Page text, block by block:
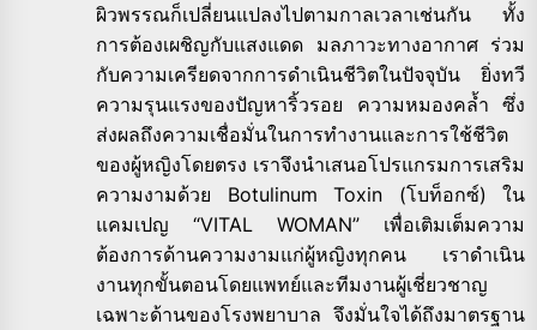
ผิวพรรณก็เปลี่ยนแปลงไปตามกาลเวลาเช่นกัน ทั้ง
การต้องเผชิญกับแสงแดด มลภาวะทางอากาศ ร่วม
กับความเครียดจากการดำเนินชีวิตในปัจจุบัน ยิ่งทวี
ความรุนแรงของปัญหาริ้วรอย ความหมองคล้ำ ซึ่ง
ส่งผลถึงความเชื่อมั่นในการทำงานและการใช้ชีวิต
ของผู้หญิงโดยตรง เราจึงนำเสนอโปรแกรมการเสริม
ความงามด้วย Botulinum Toxin (โบท็อกซ์) ใน
แคมเปญ “VITAL WOMAN” เพื่อเติมเต็มความ
ต้องการด้านความงามแก่ผู้หญิงทุกคน เราดำเนิน
งานทุกขั้นตอนโดยแพทย์และทีมงานผู้เชี่ยวชาญ
เฉพาะด้านของโรงพยาบาล จึงมั่นใจได้ถึงมาตรฐาน